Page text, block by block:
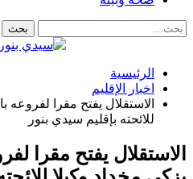
الرئيسية
اخبار الإقليم
الاستقلال يفتح مقرا لفروعه
للائحته بإقليم سيدي بنور
الاستقلال يفتح مقرا